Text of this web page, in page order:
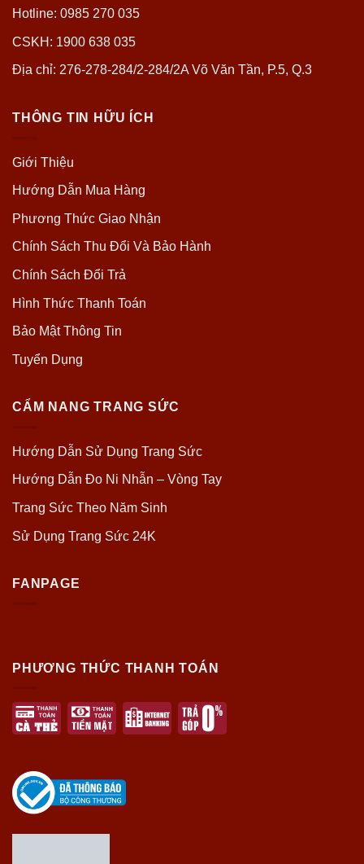
Hotline: 0985 270 035
CSKH: 1900 638 035
Địa chỉ: 276-278-284/2-284/2A Võ Văn Tần, P.5, Q.3
THÔNG TIN HỮU ÍCH
Giới Thiệu
Hướng Dẫn Mua Hàng
Phương Thức Giao Nhận
Chính Sách Thu Đổi Và Bảo Hành
Chính Sách Đổi Trả
Hình Thức Thanh Toán
Bảo Mật Thông Tin
Tuyển Dụng
CẨM NANG TRANG SỨC
Hướng Dẫn Sử Dụng Trang Sức
Hướng Dẫn Đo Ni Nhẫn – Vòng Tay
Trang Sức Theo Năm Sinh
Sử Dụng Trang Sức 24K
FANPAGE
PHƯƠNG THỨC THANH TOÁN